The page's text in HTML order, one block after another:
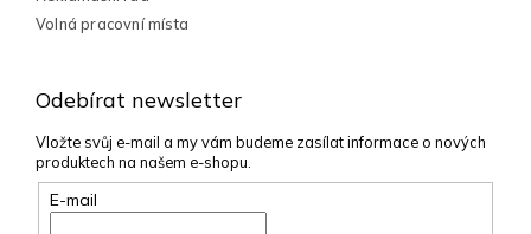
Odebírat newsletter
Vložte svůj e-mail a my vám budeme zasílat informace o nových
produktech na našem e-shopu.
E-mail
Volná pracovní místa